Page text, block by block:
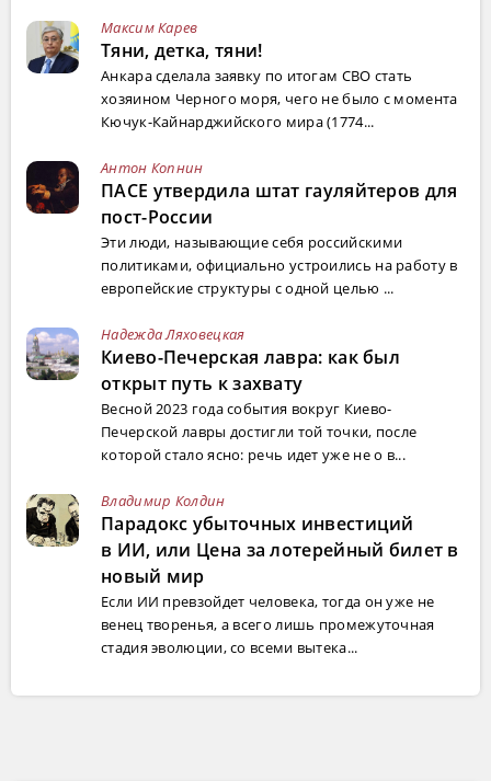
Максим Карев
Тяни, детка, тяни!
Анкара сделала заявку по итогам СВО стать
хозяином Черного моря, чего не было с момента
Кючук-Кайнарджийского мира (1774...
Антон Копнин
ПАСЕ утвердила штат гауляйтеров для
пост-России
Эти люди, называющие себя российскими
политиками, официально устроились на работу в
европейские структуры с одной целью ...
Надежда Ляховецкая
Киево-Печерская лавра: как был
открыт путь к захвату
Весной 2023 года события вокруг Киево-
Печерской лавры достигли той точки, после
которой стало ясно: речь идет уже не о в...
Владимир Колдин
Парадокс убыточных инвестиций
в ИИ, или Цена за лотерейный билет в
новый мир
Если ИИ превзойдет человека, тогда он уже не
венец творенья, а всего лишь промежуточная
стадия эволюции, со всеми вытека...